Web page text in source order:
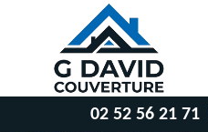
02 52 56 21 71